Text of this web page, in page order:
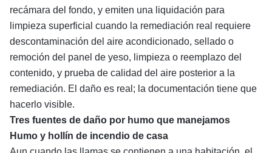
recámara del fondo, y emiten una liquidación para
limpieza superficial cuando la remediación real requiere
descontaminación del aire acondicionado, sellado o
remoción del panel de yeso, limpieza o reemplazo del
contenido, y prueba de calidad del aire posterior a la
remediación. El daño es real; la documentación tiene que
hacerlo visible.
Tres fuentes de daño por humo que manejamos
Humo y hollín de incendio de casa